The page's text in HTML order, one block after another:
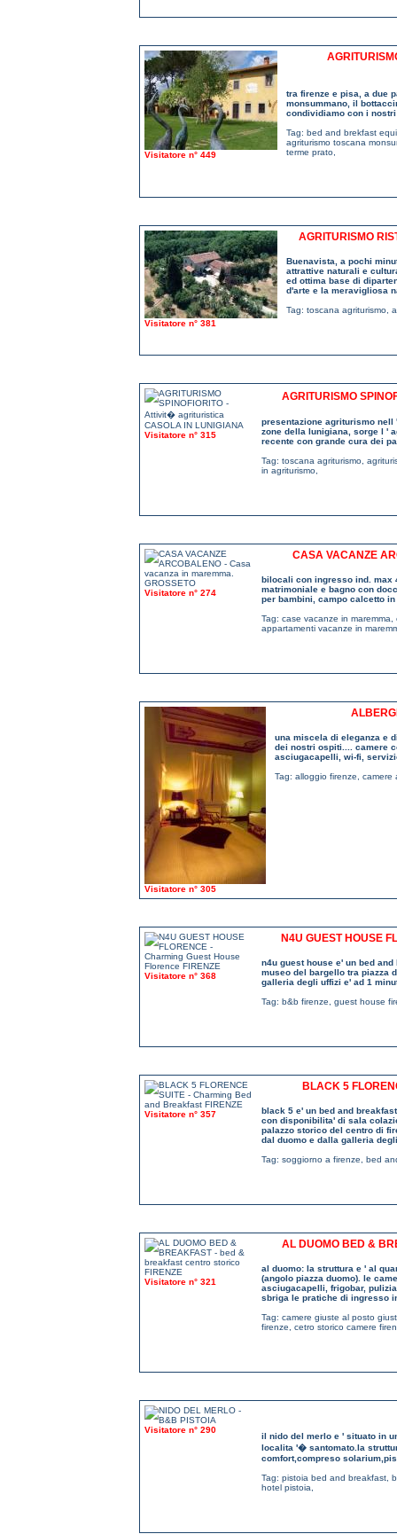
Visitatore n° 449
tra firenze e pisa, a due
monsummano, il
condividiamo con i
Tag: bed and brekfast
agriturismo toscana
terme prato
Visitatore n° 381
AGRITURISMO
Buenavista, a pochi
attrattive naturali e
ed ottima base di
d'arte e la meravigliosa
Tag: toscana agriturismo
Visitatore n° 315
AGRITURISMO
presentazione agriturismo
zone della lunigiana, sorge l '
recente con grande cura dei
Tag: toscana agriturismo
in agriturismo
Visitatore n° 274
CASA VACANZE
bilocali con ingresso ind. max
matrimoniale e bagno con
per bambini, campo calcetto
Tag: case vacanze in maremma
appartamenti vacanze in
Visitatore n° 305
una miscela di eleganza e
dei nostri ospiti.... camere
asciugacapelli, wi-fi,
Tag: alloggio firenze camere
Visitatore n° 368
N4U GUEST HOUSE
n4u guest house e' un bed
museo del bargello tra piazza
galleria degli uffizi e' ad 1
Tag: b&b firenze guest house
Visitatore n° 357
BLACK 5
black 5 e' un bed and
con disponibilita' di sala
palazzo storico del centro di
dal duomo e dalla galleria
Tag: soggiorno a firenze bed
Visitatore n° 321
AL DUOMO BED &
al duomo: la struttura e ' al
(angolo piazza duomo). le
asciugacapelli, frigobar,
sbriga le pratiche di ingresso
Tag: camere giuste al posto
firenze
cetro storico camere
Visitatore n° 290
il nido del merlo e ' situato in
localita '� santomato.la
comfort,compreso
Tag: pistoia bed and breakfast
hotel pistoia